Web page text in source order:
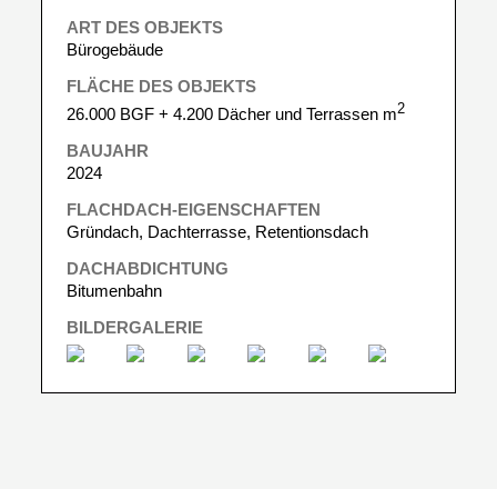
ART DES OBJEKTS
Bürogebäude
FLÄCHE DES OBJEKTS
26.000 BGF + 4.200 Dächer und Terrassen m2
BAUJAHR
2024
FLACHDACH-EIGENSCHAFTEN
Gründach, Dachterrasse, Retentionsdach
DACHABDICHTUNG
Bitumenbahn
BILDERGALERIE